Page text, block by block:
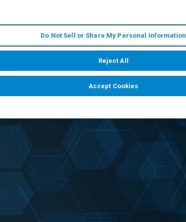
Do Not Sell or Share My Personal Information
Reject All
Accept Cookies